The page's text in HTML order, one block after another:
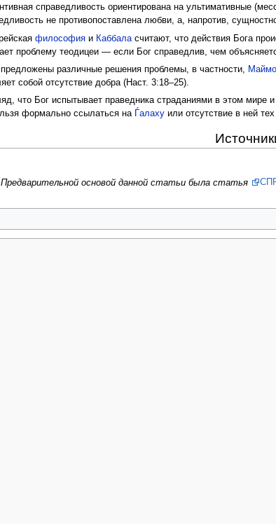
справедливость ориентирована на ультимативные
не противопоставлена любви, а, напротив,
философия и Каббала считают, что действия Бога
проблему теодицеи — если Бог справедлив, чем
различные решения проблемы, в частности,
собой отсутствие добра (Наст. 3:18–25).
что Бог испытывает праведника страданиями в этом мире
формально ссылаться на
Ѓалаху или отсутствие в ней
основой данной статьи была статья